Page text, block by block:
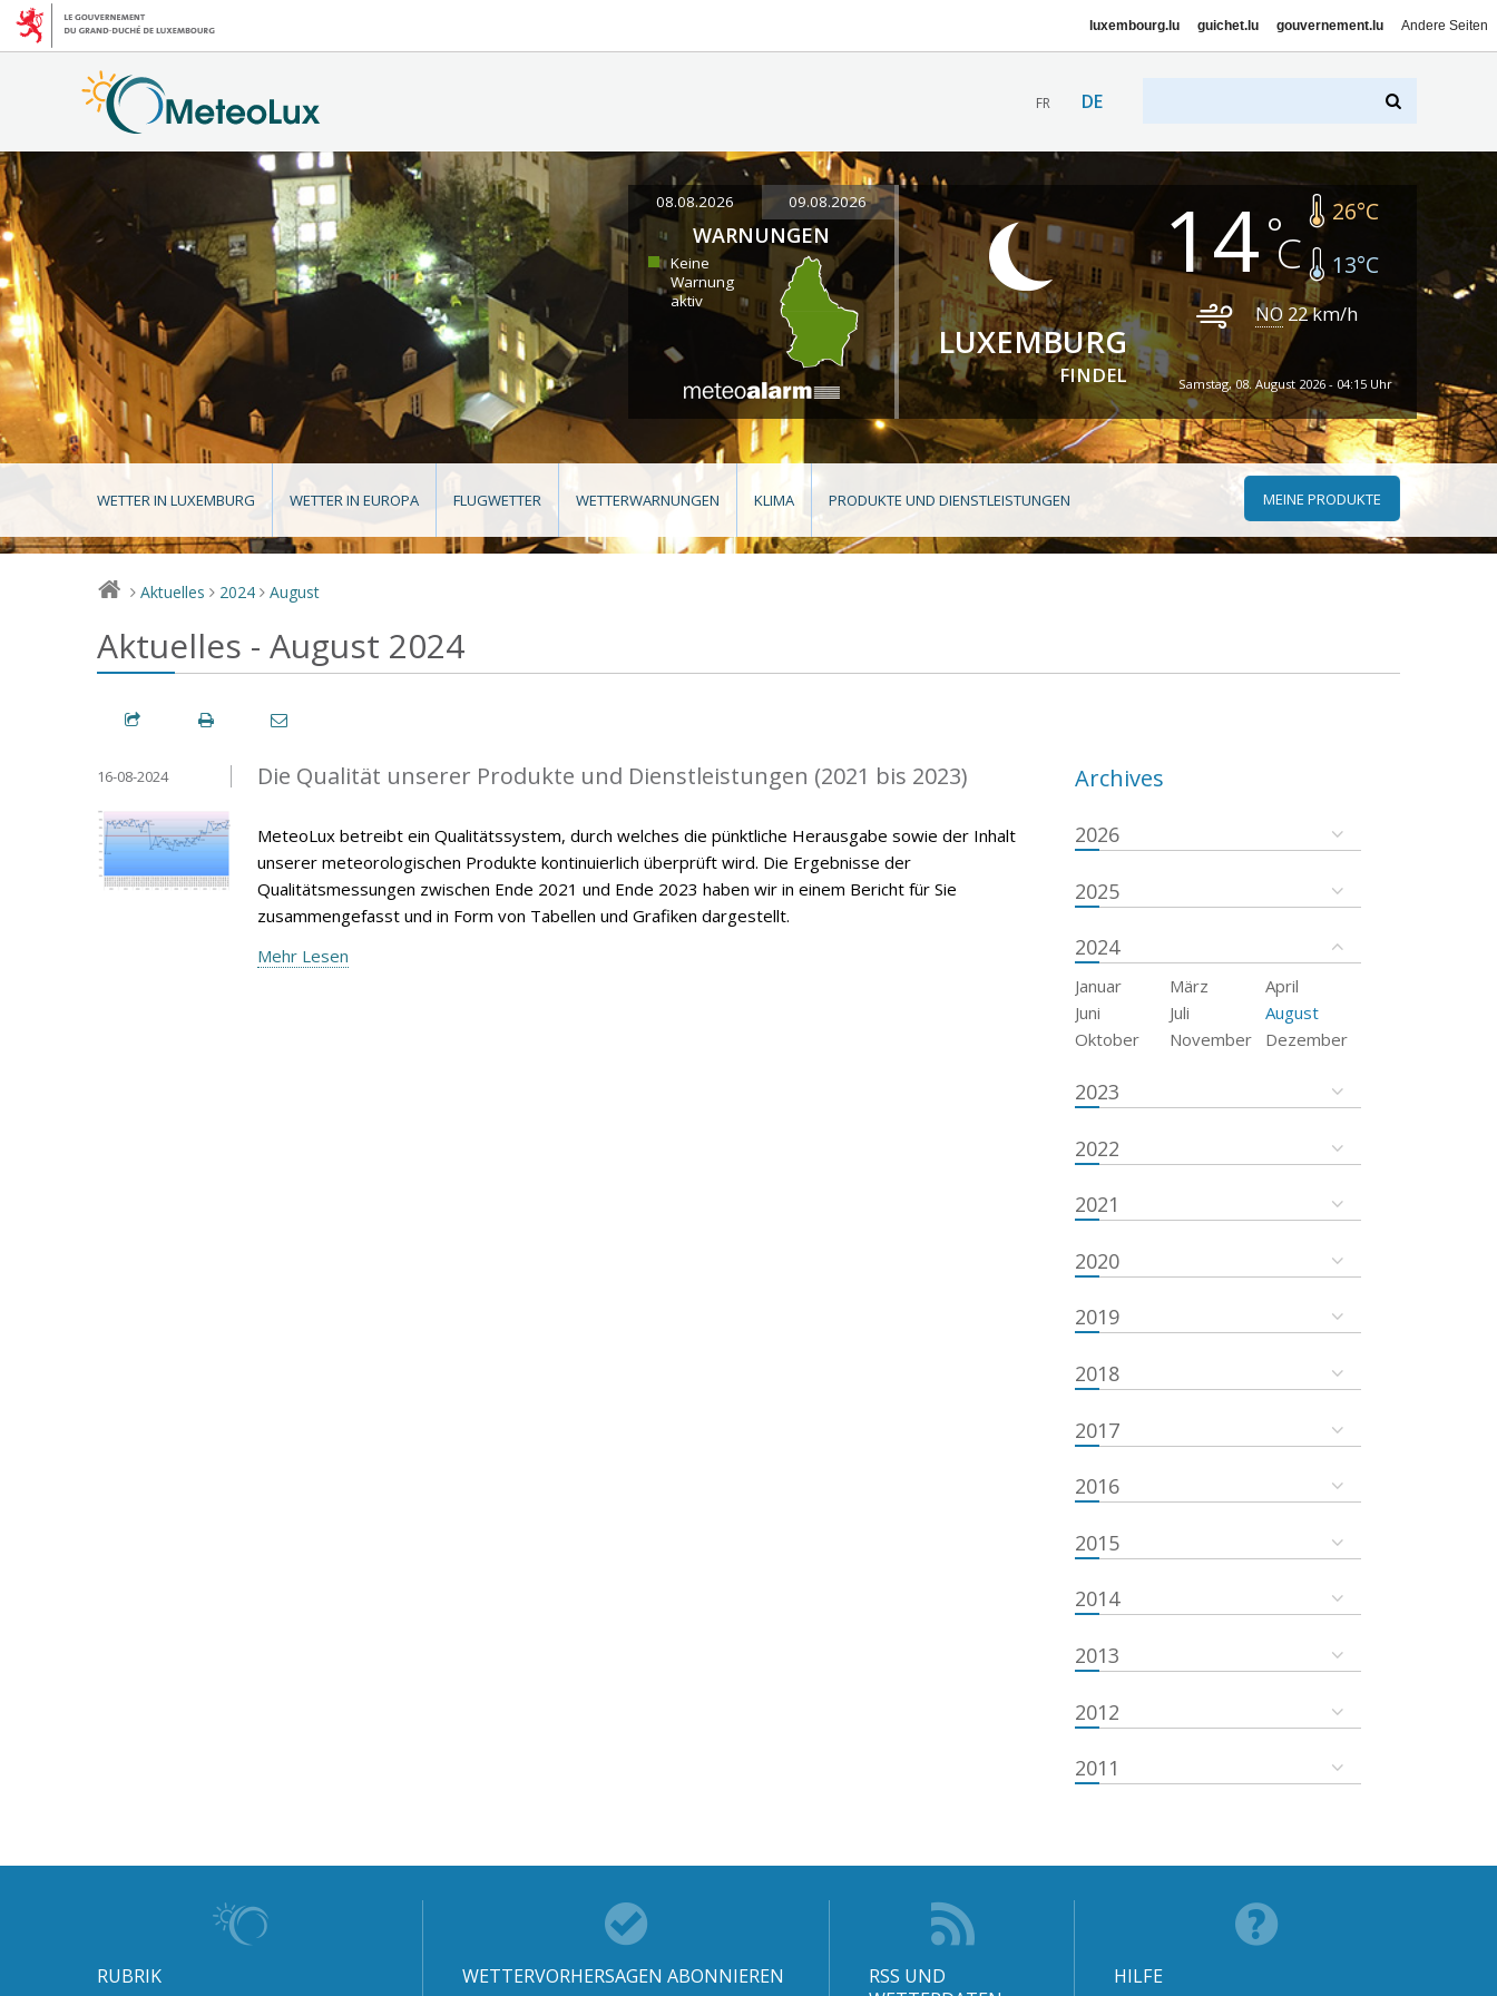
luxembourg.lu guichet.lu gouvernement.lu Andere Seiten
FR DE
08.08.2026 09.08.2026
WARNUNGEN
Keine
Warnung
aktiv
LUXEMBURG
FINDEL
14 26°C
13°C
NO 22km/h
Samstag, 08. August 2026 - 04:15 Uhr
WETTER IN LUXEMBURG WETTER IN EUROPA FLUGWETTER WETTERWARNUNGEN KLIMA PRODUKTE UND DIENSTLEISTUNGEN MEINE PRODUKTE
> Aktuelles > 2024 > August
Aktuelles - August 2024
Die Qualität unserer Produkte und Dienstleistungen (2021 bis 2023)
16-08-2024
MeteoLux betreibt ein Qualitätssystem, durch welches die pünktliche Herausgabe sowie der Inhalt
unserer meteorologischen Produkte kontinuierlich überprüft wird. Die Ergebnisse der
Qualitätsmessungen zwischen Ende 2021 und Ende 2023 haben wir in einem Bericht für Sie
zusammengefasst und in Form von Tabellen und Grafiken dargestellt.
Mehr Lesen
Archives
2026
2025
2024
Januar März
April
Juni
Juli
August
Oktober
November Dezember
2023
2022
2021
2020
2019
2018
2017
2016
2015
2014
2013
2012
2011
RUBRIK WETTERVORHERSAGEN ABONNIEREN
RSS UND
HILFE